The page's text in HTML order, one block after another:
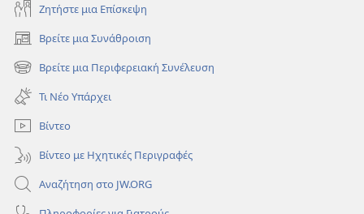
Ζητήστε μια Επίσκεψη
Βρείτε μια Συνάθροιση
(ανοίγει
νέο
παράθυρο)
Βρείτε μια Περιφερειακή Συνέλευση
(ανοίγει
νέο
παράθυρο)
Τι Νέο Υπάρχει
Βίντεο
Βίντεο με Ηχητικές Περιγραφές
Αναζήτηση στο JW.ORG